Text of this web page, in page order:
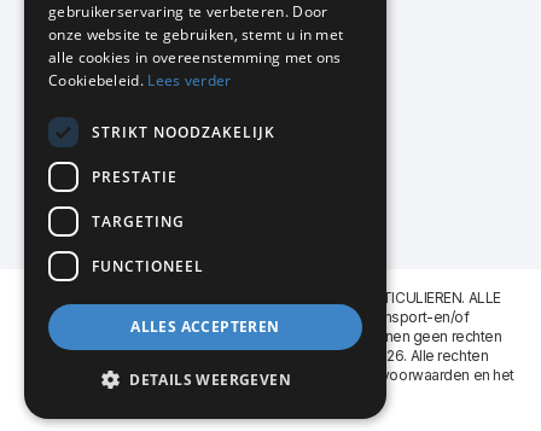
KMP Kantoormeubilair
Airport Business Park
Frankfurtstraat 29-31
1175 RH Lijnden
020-617 01 26
info@kmpkantoormeubilair.nl
Facebook
Instagram
KMP Kantoormeubilair levert aan BEDRIJVEN en PARTICULIEREN. ALLE
GENOEMDE PRIJZEN ZIJN EXCL. 21% B.T.W. Transport-en/of
Montagekosten op aanvraag. Aan deze website kunnen geen rechten
worden ontleend. KMP Kantoormeubilair VOF © 2026. Alle rechten
voorbehouden. Lees voor gebruik graag de
leveringsvoorwaarden en het
gebruikerservaring te verbeteren. Door
onze website te gebruiken, stemt u in met
alle cookies in overeenstemming met ons
Cookiebeleid. Lees verder
STRIKT NOODZAKELIJK
PRESTATIE
TARGETING
FUNCTIONEEL
ALLES ACCEPTEREN
DETAILS WEERGEVEN